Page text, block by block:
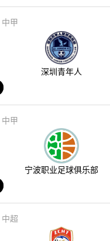
中甲
深圳青年人
中甲
宁波职业足球俱乐部
中超